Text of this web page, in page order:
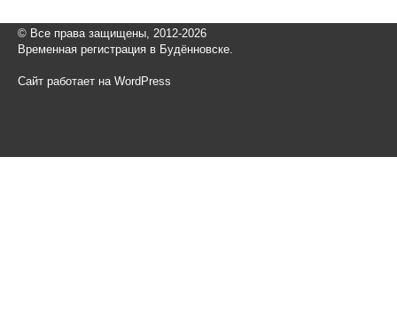
© Все права защищены, 2012-2026
Временная регистрация в Будённовске.
Сайт работает на WordPress